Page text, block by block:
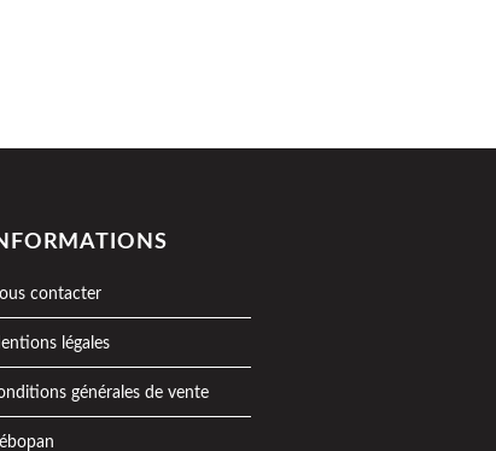
contacter
légales
générales de vente